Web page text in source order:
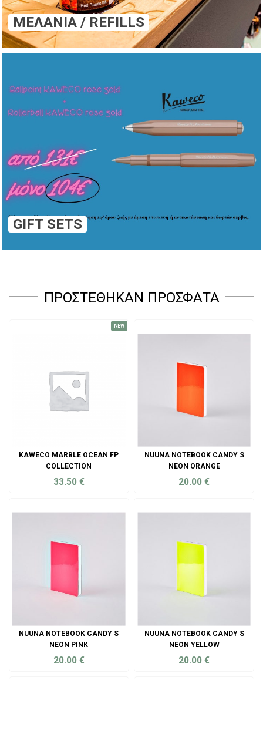
ΜΕΛΆΝΙΑ / REFILLS
GIFT SETS
ΠΡΟΣΤΈΘΗΚΑΝ ΠΡΌΣΦΑΤΑ
NEW
KAWECO MARBLE OCEAN FP
COLLECTION
33.50 €
NUUNA NOTEBOOK CANDY S
NEON ORANGE
20.00€
NUUNA NOTEBOOK CANDY S
NEON PINK
20.00 €
NUUNA NOTEBOOK CANDY S
NEON YELLOW
20.00€